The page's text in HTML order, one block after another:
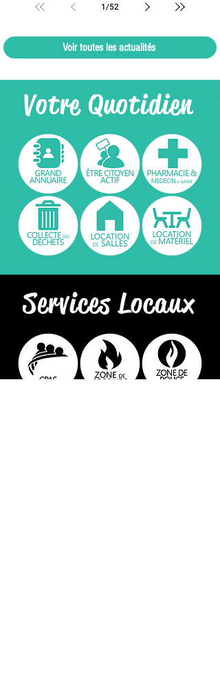
1/52
Voir toutes les actualités
Votre Quotidien
Services Locaux